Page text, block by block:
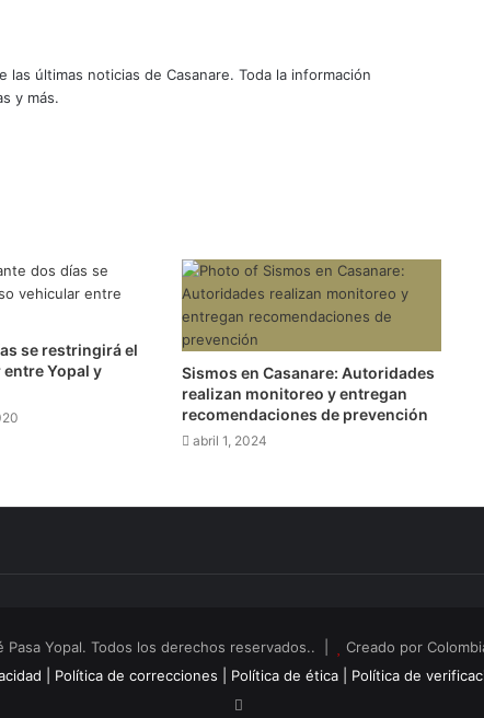
las últimas noticias de Casanare. Toda la información
y más.
se restringirá el
Yopal y
Sismos en Casanare: Autoridades
realizan monitoreo y entregan
recomendaciones de prevención
abril 1, 2024
Pasa Yopal. Todos los derechos reservados.. |
Creado por
|
Política de correcciones | Política de ética | Política de